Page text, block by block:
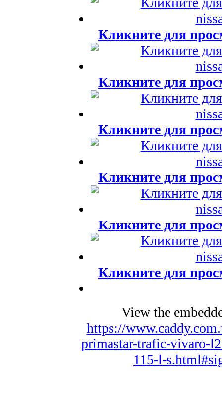
Кликните для
Кликните для
Кликните для
Кликните для
Кликните для
Кликните для
View the
https://
primastar-trafic-vivaro-
115-l-